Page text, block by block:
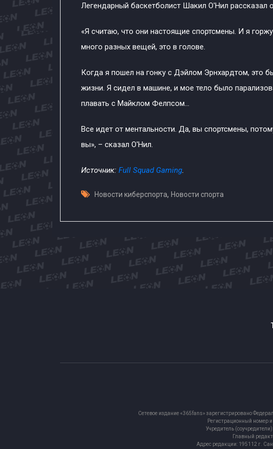
Легендарный баскетболист Шакил О′Нил рассказал
«Я считаю, что они настоящие спортсмены. И я
много разных вещей, это в голове.
Когда я пошел на гонку с Дэйлом Эрнхардтом, это
жизни. Я сидел в машине, и мое тело было
плавать с Майклом Фелпсом...
Все идет от ментальности. Да, вы спортсмены,
вы», – сказал О′Нил.
Источник: Full Squad Gaming.
Новости киберспорта, Новости спорта
Сетевое издание «365fans» зарегистрировано
Регистрационный номер
Учредитель
Главный
Адрес редакции: 195112 г.